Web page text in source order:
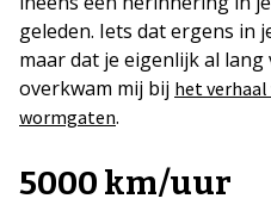
geleden. Iets dat ergens in
maar dat je eigenlijk al
overkwam mij bij het verhaal
wormgaten.
5000 km/uur